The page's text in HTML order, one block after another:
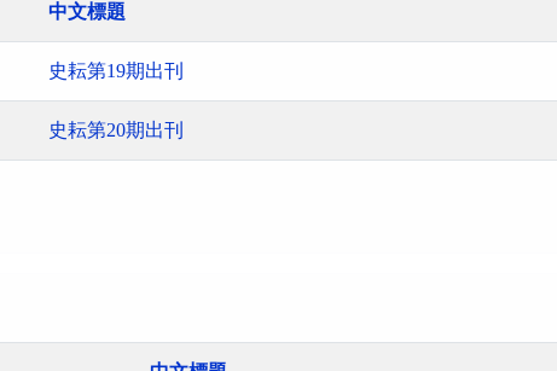
中文標題
史耘第19期出刊
史耘第20期出刊